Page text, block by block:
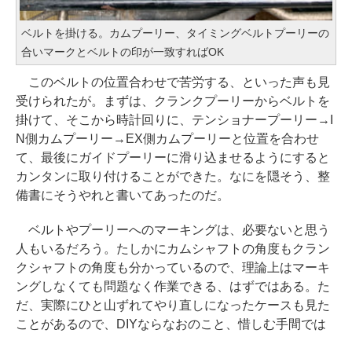
ベルトを掛ける。カムプーリー、タイミングベルトプーリーの
合いマークとベルトの印が一致すればOK
このベルトの位置合わせで苦労する、といった声も見
受けられたが。まずは、クランクプーリーからベルトを
掛けて、そこから時計回りに、テンショナープーリー→I
N側カムプーリー→EX側カムプーリーと位置を合わせ
て、最後にガイドプーリーに滑り込ませるようにすると
カンタンに取り付けることができた。なにを隠そう、整
備書にそうやれと書いてあったのだ。
ベルトやプーリーへのマーキングは、必要ないと思う
人もいるだろう。たしかにカムシャフトの角度もクラン
クシャフトの角度も分かっているので、理論上はマーキ
ングしなくても問題なく作業できる、はずではある。た
だ、実際にひと山ずれてやり直しになったケースも見た
ことがあるので、DIYならなおのこと、惜しむ手間では